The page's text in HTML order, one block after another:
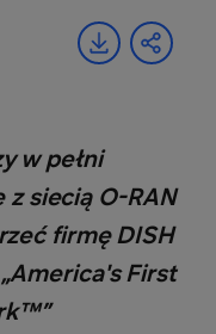
w pełni
siecią O-RAN
firmę DISH
First